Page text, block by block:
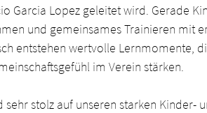
Garcia Lopez geleitet wird. Gerade
und gemeinsames Trainieren mit
entstehen wertvolle Lernmomente,
im Verein stärken.
sehr stolz auf unseren starken